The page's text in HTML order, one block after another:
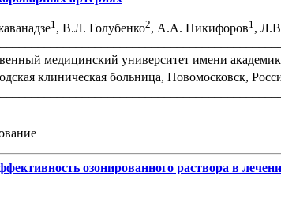
1 , В.Л. Голубенко2, А.А. Никифоров1 ,
медицинский университет имени
клиническая больница, Новомосковск,
озонированного раствора в